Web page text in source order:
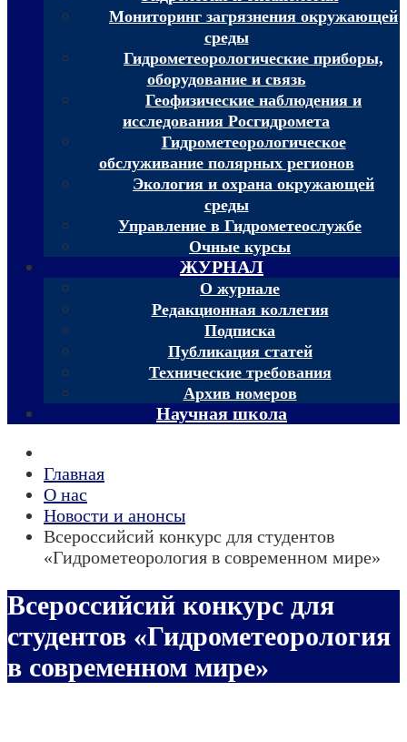
Мониторинг загрязнения окружающей
среды
Гидрометеорологические приборы,
оборудование и связь
Геофизические наблюдения и
исследования Росгидромета
Гидрометеорологическое
обслуживание полярных регионов
Экология и охрана окружающей
среды
Управление в Гидрометеослужбе
Очные курсы
ЖУРНАЛ
О журнале
Редакционная коллегия
Подписка
Публикация статей
Технические требования
Архив номеров
Научная школа
Главная
О нас
Новости и анонсы
Всероссийсий конкурс для студентов
«Гидрометеорология в современном мире»
Всероссийсий конкурс для
студентов «Гидрометеорология
в современном мире»